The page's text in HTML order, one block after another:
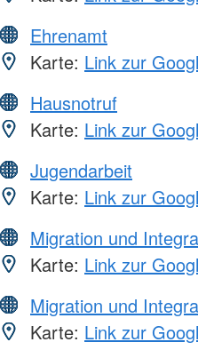
Ehrenamt
Karte: Link zur
Hausnotruf
Karte: Link zur
Jugendarbeit
Karte: Link zur
Migration und
Karte: Link zur
Migration und
Karte: Link zur